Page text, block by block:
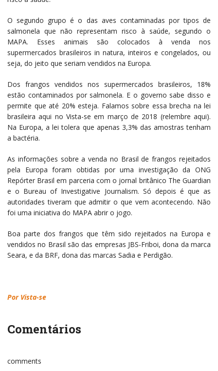
O segundo grupo é o das aves contaminadas por tipos de
salmonela que não representam risco à saúde, segundo o
MAPA. Esses animais são colocados à venda nos
supermercados brasileiros in natura, inteiros e congelados, ou
seja, do jeito que seriam vendidos na Europa.
Dos frangos vendidos nos supermercados brasileiros, 18%
estão contaminados por salmonela. E o governo sabe disso e
permite que até 20% esteja. Falamos sobre essa brecha na lei
brasileira aqui no Vista-se em março de 2018 (relembre aqui).
Na Europa, a lei tolera que apenas 3,3% das amostras tenham
a bactéria.
As informações sobre a venda no Brasil de frangos rejeitados
pela Europa foram obtidas por uma investigação da ONG
Repórter Brasil em parceria com o jornal britânico The Guardian
e o Bureau of Investigative Journalism. Só depois é que as
autoridades tiveram que admitir o que vem acontecendo. Não
foi uma iniciativa do MAPA abrir o jogo.
Boa parte dos frangos que têm sido rejeitados na Europa e
vendidos no Brasil são das empresas JBS-Friboi, dona da marca
Seara, e da BRF, dona das marcas Sadia e Perdigão.
Por Vista-se
Comentários
comments